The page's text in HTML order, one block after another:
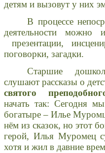
детям и вызовут у них
В процессе
деятельности можно
презентации,
поговорки, загадки.
Старшие
слушают рассказы о
святого
начать так: Сегодня
богатыре – Илье
нём из сказок, но этот
герой, Илья Муромец
хотя и жил в давние